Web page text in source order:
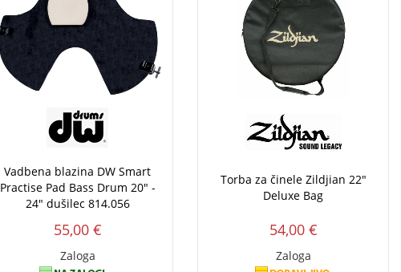
Vadbena blazina DW Smart
Practise Pad Bass Drum 20" -
24" dušilec 814.056
55,00 €
Zaloga
Torba za činele Zildjian 22"
Deluxe Bag
54,00 €
Zaloga